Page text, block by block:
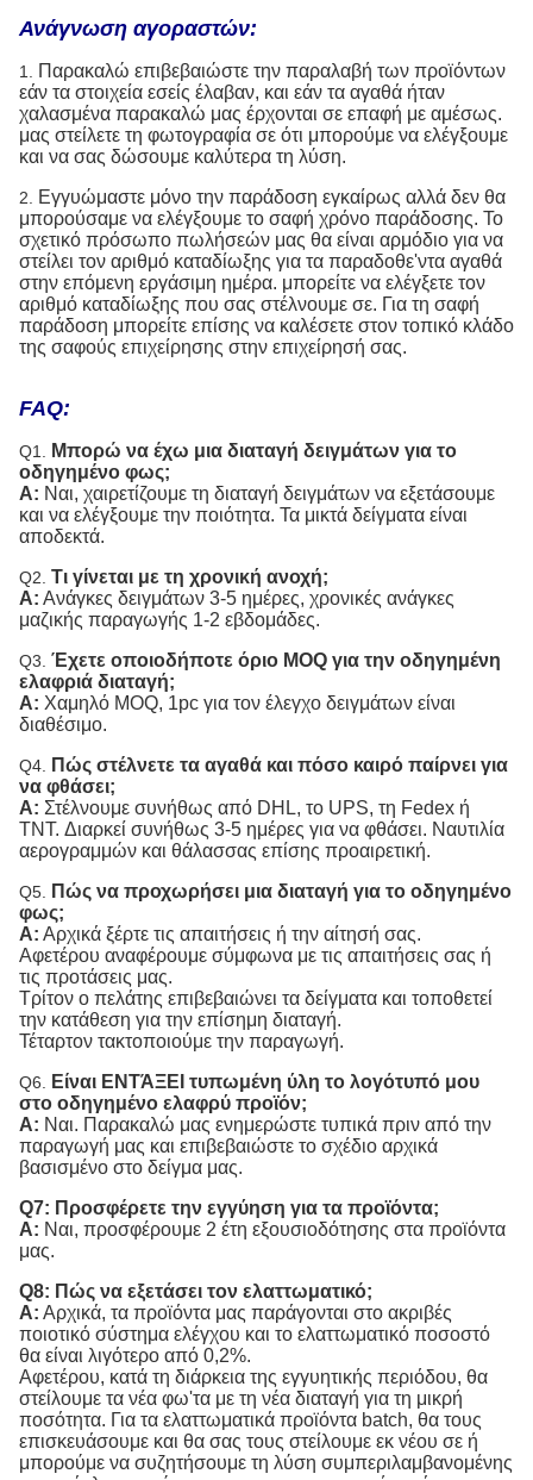
Ανάγνωση αγοραστών:
1.
Παρακαλώ επιβεβαιώστε την παραλαβή των προϊόντων
εάν τα στοιχεία εσείς έλαβαν, και εάν τα αγαθά ήταν
χαλασμένα παρακαλώ μας έρχονται σε επαφή με αμέσως.
μας στείλετε τη φωτογραφία σε ότι μπορούμε να ελέγξουμε
και να σας δώσουμε καλύτερα τη λύση.
2.
Εγγυώμαστε μόνο την παράδοση εγκαίρως αλλά δεν θα
μπορούσαμε να ελέγξουμε το σαφή χρόνο παράδοσης. Το
σχετικό πρόσωπο πωλήσεών μας θα είναι αρμόδιο για να
στείλει τον αριθμό καταδίωξης για τα παραδοθε'ντα αγαθά
στην επόμενη εργάσιμη ημέρα. μπορείτε να ελέγξετε τον
αριθμό καταδίωξης που σας στέλνουμε σε. Για τη σαφή
παράδοση μπορείτε επίσης να καλέσετε στον τοπικό κλάδο
της σαφούς επιχείρησης στην επιχείρησή σας.
FAQ:
Q1.
Μπορώ να έχω μια διαταγή δειγμάτων για το
οδηγημένο φως;
Α: Ναι, χαιρετίζουμε τη διαταγή δειγμάτων να εξετάσουμε
και να ελέγξουμε την ποιότητα. Τα μικτά δείγματα είναι
αποδεκτά.
Q2. Τι γίνεται με τη χρονική ανοχή;
Α: Ανάγκες δειγμάτων 3-5 ημέρες, χρονικές ανάγκες
μαζικής παραγωγής 1-2 εβδομάδες.
Q3. Έχετε οποιοδήποτε όριο MOQ για την οδηγημένη
ελαφριά διαταγή;
Α: Χαμηλό MOQ, 1pc για τον έλεγχο δειγμάτων είναι
διαθέσιμο.
Q4.
Πώς στέλνετε τα αγαθά και πόσο καιρό παίρνει για
να φθάσει;
Α: Στέλνουμε συνήθως από DHL, το UPS, τη Fedex ή
TNT. Διαρκεί συνήθως 3-5 ημέρες για να φθάσει. Ναυτιλία
αερογραμμών και θάλασσας επίσης προαιρετική.
Q5.
Πώς να προχωρήσει μια διαταγή για το οδηγημένο
φως;
Α: Αρχικά ξέρτε τις απαιτήσεις ή την αίτησή σας.
Αφετέρου αναφέρουμε σύμφωνα με τις απαιτήσεις σας ή
τις προτάσεις μας.
Τρίτον ο πελάτης επιβεβαιώνει τα δείγματα και τοποθετεί
την κατάθεση για την επίσημη διαταγή.
Τέταρτον τακτοποιούμε την παραγωγή.
Q6.
Είναι ΕΝΤΆΞΕΙ τυπωμένη ύλη το λογότυπό μου
στο οδηγημένο ελαφρύ προϊόν;
Α: Ναι. Παρακαλώ μας ενημερώστε τυπικά πριν από την
παραγωγή μας και επιβεβαιώστε το σχέδιο αρχικά
βασισμένο στο δείγμα μας.
Q7: Προσφέρετε την εγγύηση για τα προϊόντα;
Α: Ναι, προσφέρουμε 2 έτη εξουσιοδότησης στα προϊόντα
μας.
Q8: Πώς να εξετάσει τον ελαττωματικό;
Α: Αρχικά, τα προϊόντα μας παράγονται στο ακριβές
ποιοτικό σύστημα ελέγχου και το ελαττωματικό ποσοστό
θα είναι λιγότερο από 0,2%.
Αφετέρου, κατά τη διάρκεια της εγγυητικής περιόδου, θα
στείλουμε τα νέα φω'τα με τη νέα διαταγή για τη μικρή
ποσότητα. Για τα ελαττωματικά προϊόντα batch, θα τους
επισκευάσουμε και θα σας τους στείλουμε εκ νέου σε ή
μπορούμε να συζητήσουμε τη λύση συμπεριλαμβανομένης